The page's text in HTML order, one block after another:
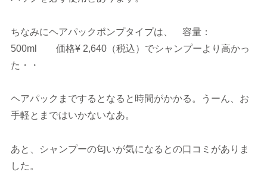
ちなみにヘアパックポンプタイプは、 容量：
500ml 価格¥ 2,640（税込）でシャンプーより高かっ
た・・
ヘアパックまでするとなると時間がかかる。うーん、お
手軽とまではいかないなあ。
あと、シャンプーの匂いが気になるとの口コミがありま
した。